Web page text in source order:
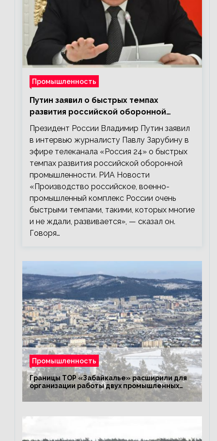
Промышленность
Путин заявил о быстрых темпах
развития российской оборонной
промышленности
Президент России Владимир Путин заявил
в интервью журналисту Павлу Зарубину в
эфире телеканала «Россия 24» о быстрых
темпах развития российской оборонной
промышленности. РИА Новости
«Производство российское, военно-
промышленный комплекс России очень
быстрыми темпами, такими, которых многие
и не ждали, развивается», — сказал он.
Говоря…
Промышленность
Границы ТОР «Забайкалье» расширили для
организации работы двух промышленных
предприятий